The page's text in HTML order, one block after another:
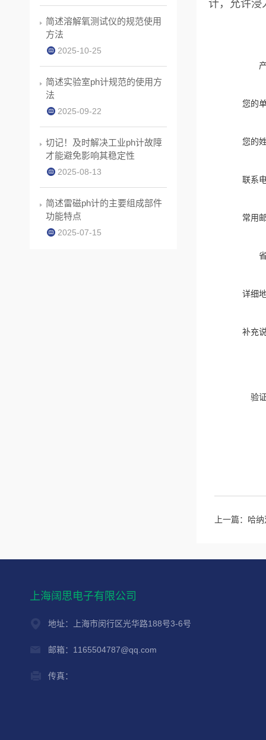
计，允许浸
您的
您的
联系
常用
详细
补充
验
上一篇： 哈
简述溶解氧测试仪的规范使用
方法
2025-10-25
简述实验室ph计规范的使用方
法
2025-09-22
切记！及时解决工业ph计故障
才能避免影响其稳定性
2025-08-13
简述雷磁ph计的主要组成部件
功能特点
2025-07-15
上海阔思电子有限公司
地址：上海市闵行区光华路188号3-6号
邮箱：1165504787@qq.com
传真：